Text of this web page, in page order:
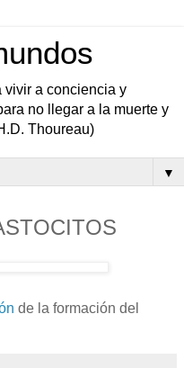
vivir a conciencia y
no llegar a la muerte y
Thoureau)
▼
de la formación del